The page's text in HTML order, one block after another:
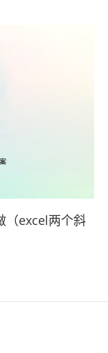
（excel两个斜